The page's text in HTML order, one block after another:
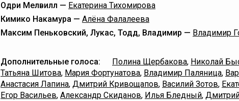
Одри Мелвилл — Екатерина Тихомирова
Кимико Накамура — Алёна Фалалеева
Максим Пеньковский, Лукас, Тодд, Владимир — Владимир
Дополнительные голоса: Полина Щербакова, Николай
Татьяна Шитова, Мария Фортунатова, Владимир Паляница,
Анастасия Лапина, Дмитрий Кривощапов, Василий Зотов,
Егор Васильев, Александр Скиданов, Илья Бледный,